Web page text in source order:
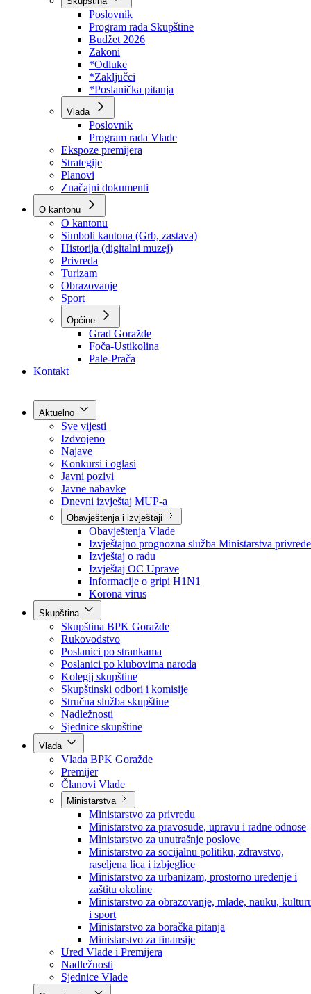
Dokumenti
Skupština
Poslovnik
Program rada Skupštine
Budžet 2026
Zakoni
*Odluke
*Zaključci
*Poslanička pitanja
Vlada
Poslovnik
Program rada Vlade
Ekspoze premijera
Strategije
Planovi
Značajni dokumenti
O kantonu
O kantonu
Simboli kantona (Grb, zastava)
Historija (digitalni muzej)
Privreda
Turizam
Obrazovanje
Sport
Općine
Kontakt
Aktuelno
Sve vijesti
Izdvojeno
Najave
Konkursi i oglasi
Javni pozivi
Javne nabavke
Dnevni izvještaj MUP-a
Obavještenja i izvještaji
Obavještenja Vlade
Izvještajno prognozna služba Ministarstva privrede
Izvještaj o radu
Izvještaj OC Uprave
Informacije o gripi H1N1
Korona virus
Skupština
Skupština BPK Goražde
Rukovodstvo
Poslanici po strankama
Poslanici po klubovima naroda
Kolegij skupštine
Skupštinski odbori i komisije
Stručna služba skupštine
Nadležnosti
Sjednice skupštine
Vlada
Vlada BPK Goražde
Premijer
Članovi Vlade
Ministarstva
Ministarstvo za privredu
Ministarstvo za pravosuđe, upravu i radne odnose
Ministarstvo za unutrašnje poslove
Ministarstvo za socijalnu politiku, zdravstvo,
raseljena lica i izbjeglice
Ministarstvo za urbanizam, prostorno uređenje i
zaštitu okoline
Ministarstvo za obrazovanje, mlade, nauku,
i sport
Ministarstvo za boračka pitanja
Ministarstvo za finansije
Ured Vlade i Premijera